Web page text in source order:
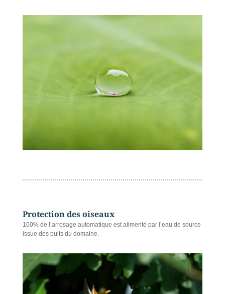
Protection des oiseaux
100% de l’arrosage automatique est alimenté par l’eau de source
issue des puits du domaine.